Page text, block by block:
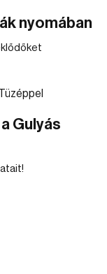
nyomában
Gulyás